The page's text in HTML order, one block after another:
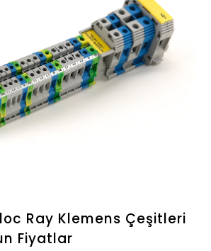
Ray Klemens Çeşitleri
Fiyatlar